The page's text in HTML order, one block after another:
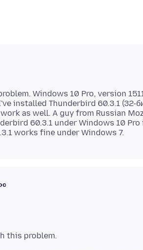
Windows 10 Pro, version
installed Thunderbird 60.3.1 (32-
as well. A guy from Russian
60.3.1 under Windows 10